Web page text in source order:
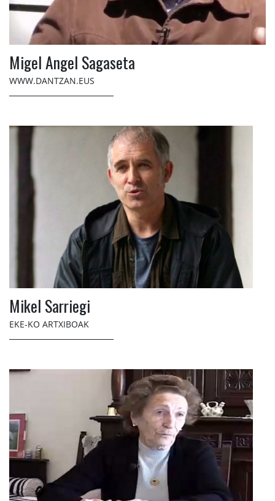
Migel Angel Sagaseta
WWW.DANTZAN.EUS
Mikel Sarriegi
EKE-KO ARTXIBOAK